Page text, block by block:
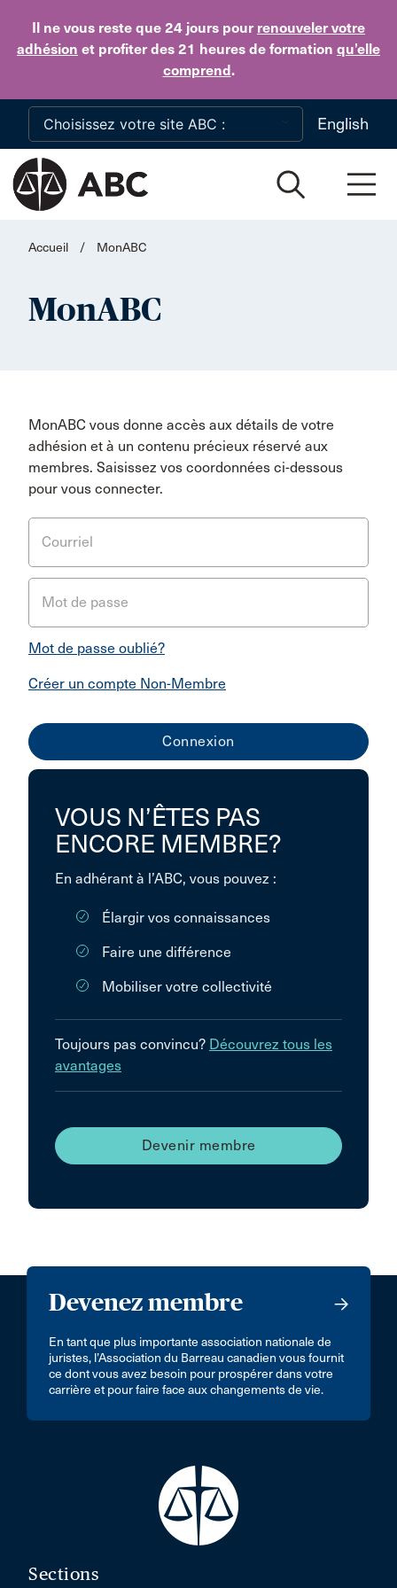
Il ne vous reste que 24 jours pour renouveler votre
adhésion et profiter des 21 heures de formation qu’elle
comprend.
Skip to main content
English
Accueil / MonABC
MonABC
MonABC vous donne accès aux détails de votre
adhésion et à un contenu précieux réservé aux
membres. Saisissez vos coordonnées ci-dessous
pour vous connecter.
Courriel
Mot de passe
Mot de passe oublié?
Créer un compte Non-Membre
VOUS N’ÊTES PAS
ENCORE MEMBRE?
En adhérant à l’ABC, vous pouvez :
Élargir vos connaissances
Faire une différence
Mobiliser votre collectivité
Toujours pas convincu? Découvrez tous les
avantages
Devenir membre
Devenez membre
En tant que plus importante association nationale de
juristes, l’Association du Barreau canadien vous fournit
ce dont vous avez besoin pour prospérer dans votre
carrière et pour faire face aux changements de vie.
Sections